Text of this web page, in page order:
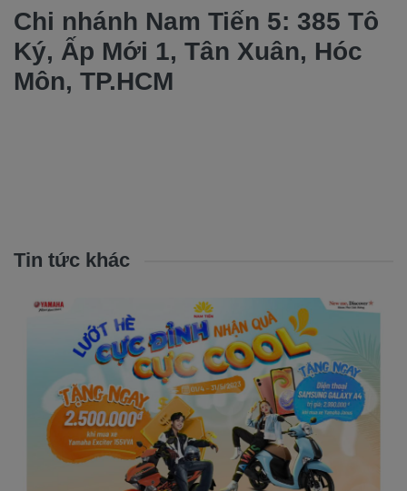
Chi nhánh Nam Tiến 5: 385 Tô
Ký, Ấp Mới 1, Tân Xuân, Hóc
Môn, TP.HCM
Tin tức khác